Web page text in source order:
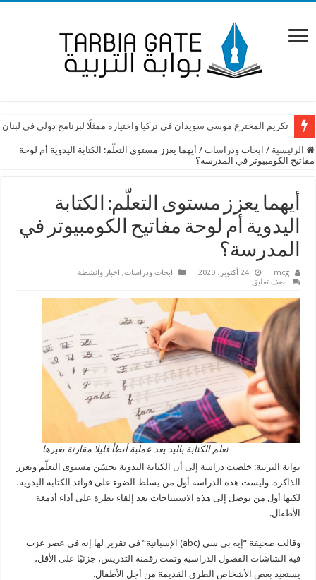
تكريم المخترع موسى سويدان في تركيا واختياره ممثلًا لبرنامج دولي في لبنان
الرئيسية / ابحاث ودراسات / أيهما يعزز مستوى التعلّم: الكتابة اليدوية أم لوحة
مفاتيح الكومبيوتر في المدرسة؟
أيهما يعزز مستوى التعلّم: الكتابة
اليدوية أم لوحة مفاتيح الكومبيوتر في
المدرسة؟
mcg 24 أكتوبر، 2020 ابحاث ودراسات, اخبار وانشطة
اضف تعليق
تعلم الكتابة باليد يعد عملية أبطأ قليلا مقارنة بغيرها
بوابة التربية: خلصت دراسة إلى أن الكتابة اليدوية تحسّن مستوى التعلّم وتعزز
الذاكرة. وليست هذه الدراسة أول من يسلط الضوء على فوائد الكتابة اليدوية،
لكنها أول من توصل إلى هذه الاستنتاجات بعد إلقاء نظرة على أداء أدمغة
الأطفال.
وقالت صحيفة “إيه بي سي (abc) الإسبانية” في تقرير لها إنه في عصر غزت
فيه الشاشات الفصول الدراسية وتمت رقمنة التدريس، جزئيًا على الأقل،
يستعيد بعض الأشخاص الطرق القديمة من أجل الأطفال.